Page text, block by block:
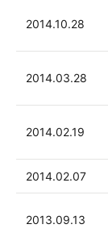
2014.10.28
2014.03.28
2014.02.19
2014.02.07
2013.09.13